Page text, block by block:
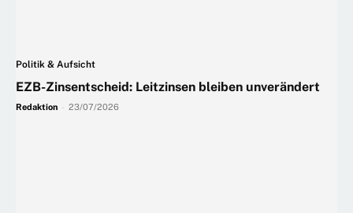
Politik & Aufsicht
EZB-Zinsentscheid: Leitzinsen bleiben unverändert
Redaktion 23/07/2026